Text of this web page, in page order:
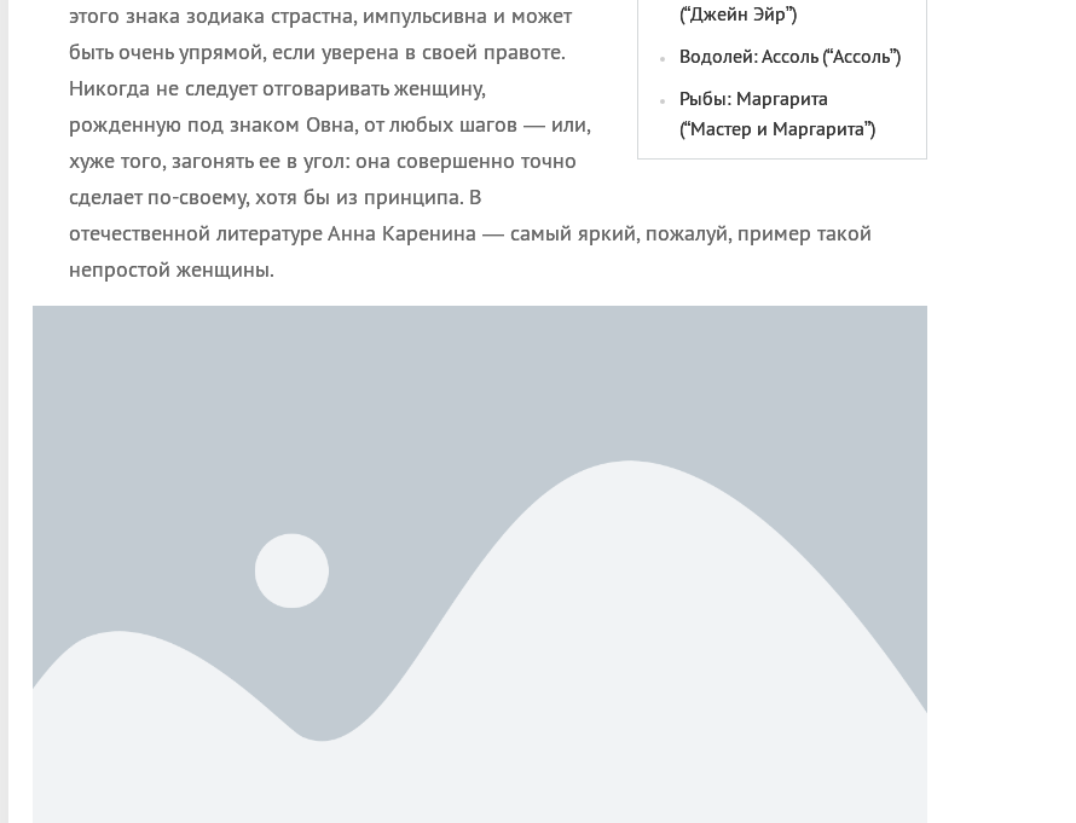
(“Джейн Эйр”)
Водолей: Ассоль (“Ассоль”)
Рыбы: Маргарита
(“Мастер и Маргарита”)
этого знака зодиака страстна, импульсивна и может
быть очень упрямой, если уверена в своей правоте.
Никогда не следует отговаривать женщину,
рожденную под знаком Овна, от любых шагов — или,
хуже того, загонять ее в угол: она совершенно точно
сделает по-своему, хотя бы из принципа. В
отечественной литературе Анна Каренина — самый яркий, пожалуй, пример такой
непростой женщины.